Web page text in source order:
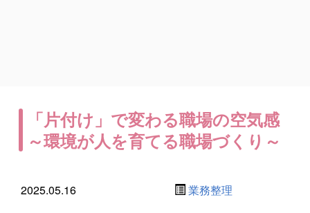
「片付け」で変わる職場の空気感
～環境が人を育てる職場づくり～
2025.05.16 業務整理